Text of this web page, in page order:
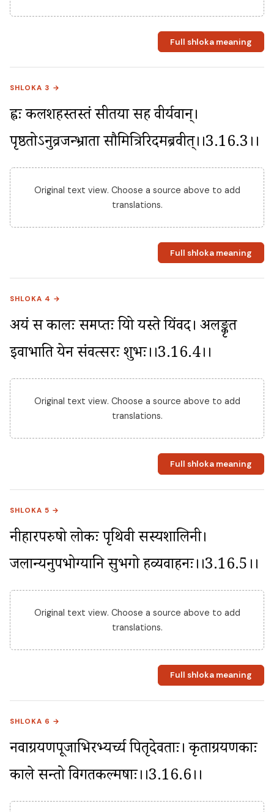
Full shloka meaning
SHLOKA 3 →
प्रह्वः कलशहस्तस्तं सीतया सह वीर्यवान्।
पृष्ठतोऽनुव्रजन्भ्राता सौमित्रिरिदमब्रवीत्।।3.16.3।।
Original text view. Choose a source above to add
translations.
Full shloka meaning
SHLOKA 4 →
अयं स कालः सम्प्राप्तः प्रियो यस्ते प्रियंवद। अलङ्कृत
इवाभाति येन संवत्सरः शुभः।।3.16.4।।
Original text view. Choose a source above to add
translations.
Full shloka meaning
SHLOKA 5 →
नीहारपरुषो लोकः पृथिवी सस्यशालिनी।
जलान्यनुपभोग्यानि सुभगो हव्यवाहनः।।3.16.5।।
Original text view. Choose a source above to add
translations.
Full shloka meaning
SHLOKA 6 →
नवाग्रयणपूजाभिरभ्यर्च्य पितृदेवताः। कृताग्रयणकाः
काले सन्तो विगतकल्मषाः।।3.16.6।।